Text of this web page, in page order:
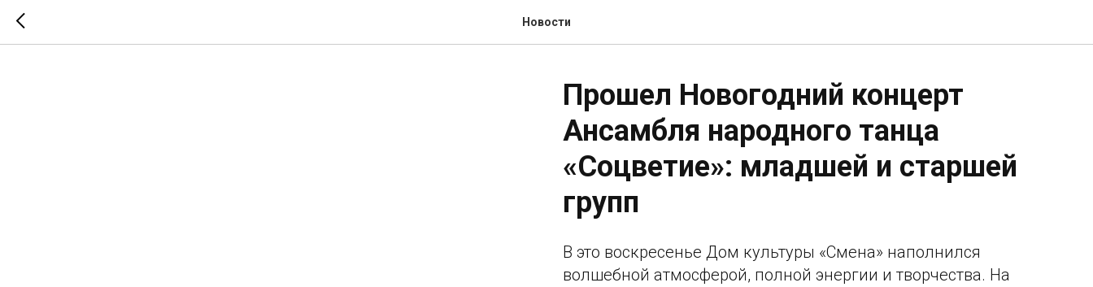
Новости
Прошел Новогодний концерт
Ансамбля народного танца
«Соцветие»: младшей и старшей
групп
В это воскресенье Дом культуры «Смена» наполнился
волшебной атмосферой, полной энергии и творчества. На